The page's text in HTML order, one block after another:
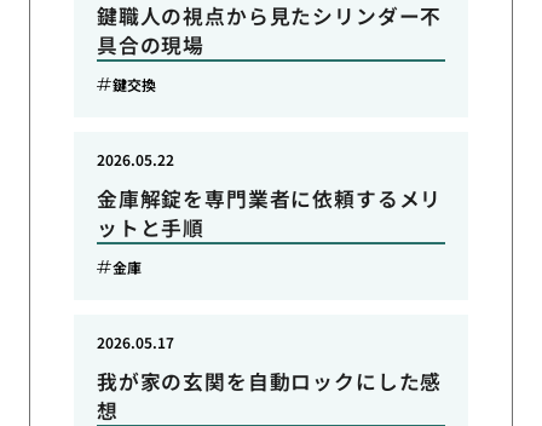
鍵職人の視点から見たシリンダー不
具合の現場
鍵交換
金庫解錠を専門業者に依頼するメリ
ットと手順
2026.05.22
金庫
我が家の玄関を自動ロックにした感
想
2026.05.17